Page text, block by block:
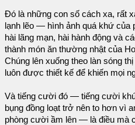
Đó là những con số cách xa, rất
lạnh lẽo — hình ảnh quá khứ của
hài lãng mạn, hài hành động và
thành món ăn thường nhật của
Chúng lên xuống theo làn sóng
luôn được thiết kế để khiến mọi
Và tiếng cười đó — tiếng cười
bụng đồng loạt trở nên to hơn vì
phòng cười ầm lên — là điều mà